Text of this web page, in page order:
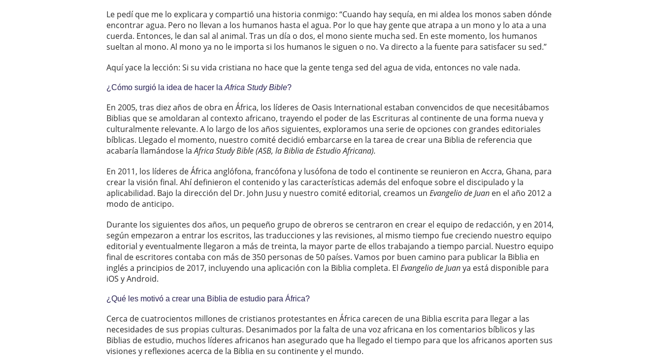
Le pedí que me lo explicara y compartió una historia conmigo: “Cuando hay sequía, en mi aldea los monos saben dónde
encontrar agua. Pero no llevan a los humanos hasta el agua. Por lo que hay gente que atrapa a un mono y lo ata a una
cuerda. Entonces, le dan sal al animal. Tras un día o dos, el mono siente mucha sed. En este momento, los humanos
sueltan al mono. Al mono ya no le importa si los humanos le siguen o no. Va directo a la fuente para satisfacer su sed.”
Aquí yace la lección: Si su vida cristiana no hace que la gente tenga sed del agua de vida, entonces no vale nada.
¿Cómo surgió la idea de hacer la Africa Study Bible?
En 2005, tras diez años de obra en África, los líderes de Oasis International estaban convencidos de que necesitábamos
Biblias que se amoldaran al contexto africano, trayendo el poder de las Escrituras al continente de una forma nueva y
culturalmente relevante. A lo largo de los años siguientes, exploramos una serie de opciones con grandes editoriales
bíblicas. Llegado el momento, nuestro comité decidió embarcarse en la tarea de crear una Biblia de referencia que
acabaría llamándose laAfrica Study Bible (ASB, la Biblia de Estudio Africana).
En 2011, los líderes de África anglófona, francófona y lusófona de todo el continente se reunieron en Accra, Ghana, para
crear la visión final. Ahí definieron el contenido y las características además del enfoque sobre el discipulado y la
aplicabilidad. Bajo la dirección del Dr. John Jusu y nuestro comité editorial, creamos un Evangelio de Juan en el año 2012 a
modo de anticipo.
Durante los siguientes dos años, un pequeño grupo de obreros se centraron en crear el equipo de redacción, y en 2014,
según empezaron a entrar los escritos, las traducciones y las revisiones, al mismo tiempo fue creciendo nuestro equipo
editorial y eventualmente llegaron a más de treinta, la mayor parte de ellos trabajando a tiempo parcial. Nuestro equipo
final de escritores contaba con más de 350 personas de 50 países. Vamos por buen camino para publicar la Biblia en
inglés a principios de 2017, incluyendo una aplicación con la Biblia completa. El Evangelio de Juanya está disponible para
iOS y Android.
¿Qué les motivó a crear una Biblia de estudio para África?
Cerca de cuatrocientos millones de cristianos protestantes en África carecen de una Biblia escrita para llegar a las
necesidades de sus propias culturas. Desanimados por la falta de una voz africana en los comentarios bíblicos y las
Biblias de estudio, muchos líderes africanos han asegurado que ha llegado el tiempo para que los africanos aporten sus
visiones y reflexiones acerca de la Biblia en su continente y el mundo.